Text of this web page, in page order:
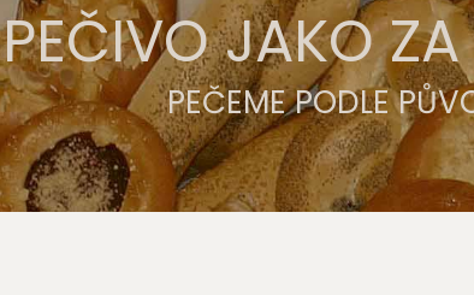
PEČIVO JAKO
PEČEME PODLE